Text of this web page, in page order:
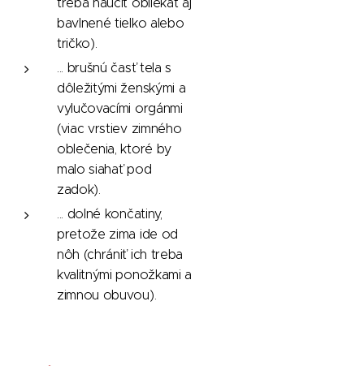
bavlnené tielko alebo
tričko).
... brušnú časť tela s
dôležitými ženskými a
vylučovacími orgánmi
(viac vrstiev zimného
oblečenia, ktoré by
malo siahať pod
zadok).
... dolné končatiny,
pretože zima ide od
nôh (chrániť ich treba
kvalitnými ponožkami a
zimnou obuvou).